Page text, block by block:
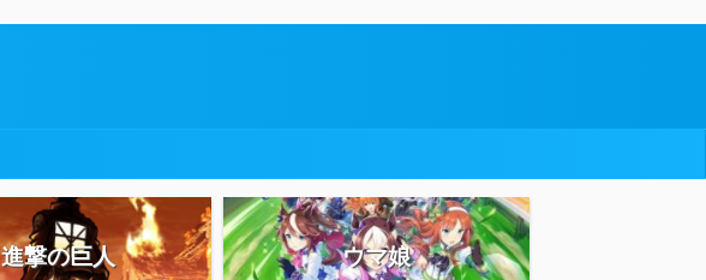
進撃の巨人 ウマ娘